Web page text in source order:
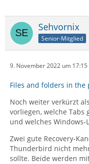
Sehvornix
Senior-Mitglied
9. November 2022 um 17:15
Files and folders in
Noch weiter verkürzt
vorliegen, welche Tabs
und welches
Zwei gute Recovery-
Thunderbird nicht
sollte. Beide werden